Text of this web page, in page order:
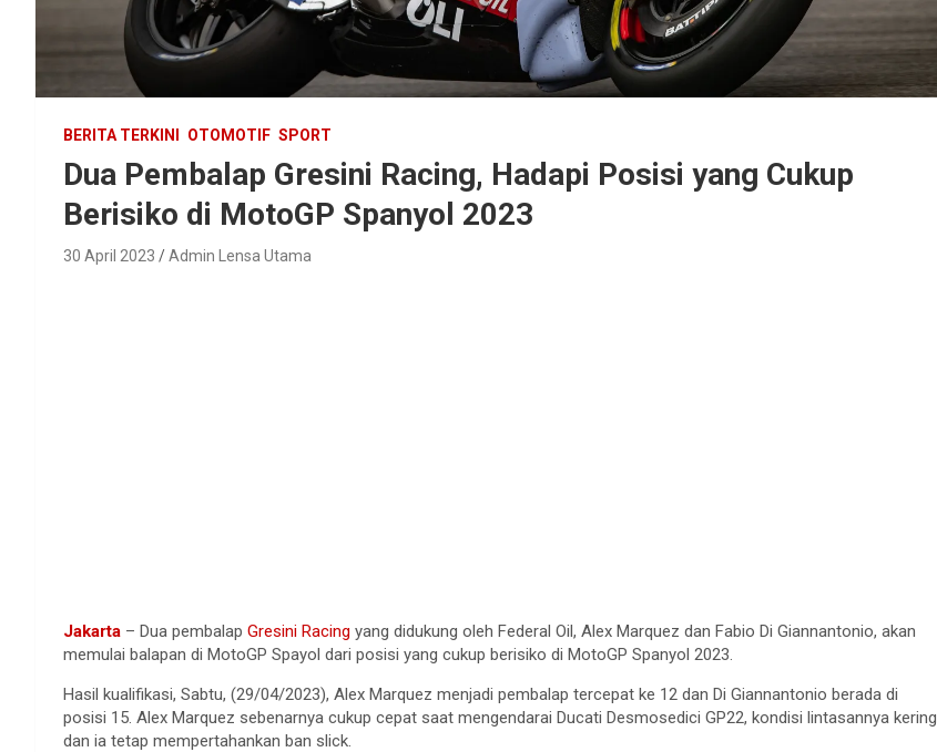
BERITA TERKINI OTOMOTIF SPORT
Dua Pembalap Gresini Racing, Hadapi Posisi yang Cukup
Berisiko di MotoGP Spanyol 2023
30 April 2023 Admin Lensa Utama
Jakarta – Dua pembalap Gresini Racing yang didukung oleh Federal Oil, Alex Marquez dan Fabio Di Giannantonio, akan
memulai balapan di MotoGP Spayol dari posisi yang cukup berisiko di MotoGP Spanyol 2023.
Hasil kualifikasi, Sabtu, (29/04/2023), Alex Marquez menjadi pembalap tercepat ke 12 dan Di Giannantonio berada di
posisi 15. Alex Marquez sebenarnya cukup cepat saat mengendarai Ducati Desmosedici GP22, kondisi lintasannya kering
dan ia tetap mempertahankan ban slick.